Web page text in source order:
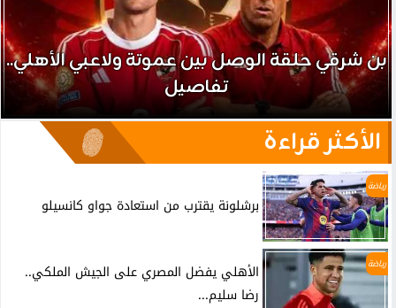
بن شرقي حلقة الوصل بين عموتة ولاعبي الأهلي..
تفاصيل
الأكثر قراءة
رياضة
برشلونة يقترب من استعادة جواو كانسيلو
رياضة
الأهلي يفضل المصري على الجيش الملكي..
رضا سليم...